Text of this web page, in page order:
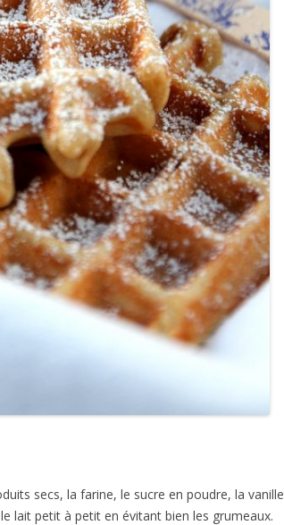
secs, la farine, le sucre en poudre, la vanille
lait petit à petit en évitant bien les grumeaux.